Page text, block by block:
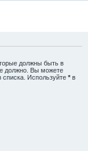
должны быть в
должно. Вы можете
списка. Используйте * в